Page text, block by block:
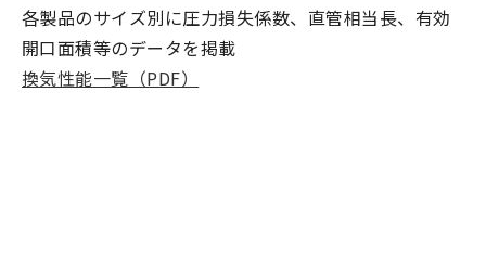
各製品のサイズ別に圧力損失係数、直管相当長、有効
開口面積等のデータを掲載
換気性能一覧（PDF）